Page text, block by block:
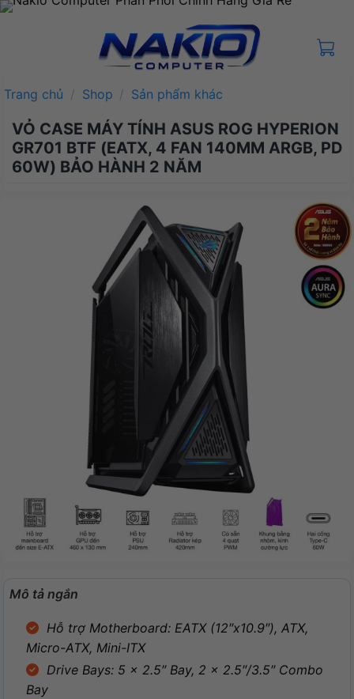
Bỏ
Trang chủ / Shop / Sản phẩm khác
VỎ CASE MÁY TÍNH ASUS ROG HYPERION
GR701 BTF (EATX, 4 FAN 140MM ARGB, PD
60W) BẢO HÀNH 2 NĂM
Mô tả ngắn
Hỗ trợ Motherboard: EATX (12″x10.9″), ATX,
Micro-ATX, Mini-ITX
Drive Bays: 5 x 2.5″ Bay, 2 x 2.5″/3.5″ Combo
Bay